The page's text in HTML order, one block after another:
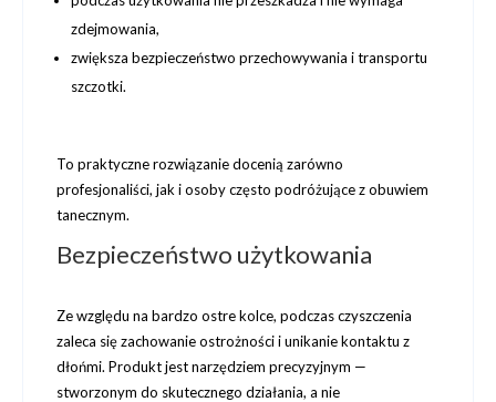
zdejmowania,
zwiększa bezpieczeństwo przechowywania i transportu
szczotki.
To praktyczne rozwiązanie docenią zarówno
profesjonaliści, jak i osoby często podróżujące z obuwiem
tanecznym.
Bezpieczeństwo użytkowania
Ze względu na bardzo ostre kolce, podczas czyszczenia
zaleca się zachowanie ostrożności i unikanie kontaktu z
dłońmi. Produkt jest narzędziem precyzyjnym —
stworzonym do skutecznego działania, a nie